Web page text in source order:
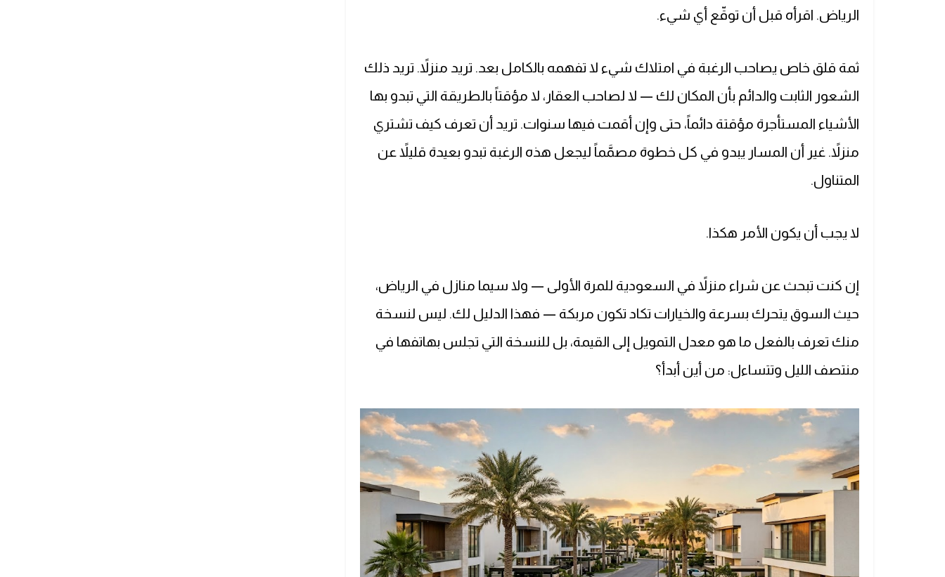
الرياض. اقرأه قبل أن توقّع أي شيء.
ثمة قلق خاص يصاحب الرغبة في امتلاك شيء لا تفهمه بالكامل بعد. تريد منزلاً. تريد ذلك
الشعور الثابت والدائم بأن المكان لك — لا لصاحب العقار، لا مؤقتاً بالطريقة التي تبدو بها
الأشياء المستأجرة مؤقتة دائماً، حتى وإن أقمت فيها سنوات. تريد أن تعرف كيف تشتري
منزلاً. غير أن المسار يبدو في كل خطوة مصمَّماً ليجعل هذه الرغبة تبدو بعيدة قليلاً عن
المتناول.
لا يجب أن يكون الأمر هكذا.
إن كنت تبحث عن شراء منزلاً في السعودية للمرة الأولى — ولا سيما منازل في الرياض،
حيث السوق يتحرك بسرعة والخيارات تكاد تكون مربكة — فهذا الدليل لك. ليس لنسخة
منك تعرف بالفعل ما هو معدل التمويل إلى القيمة، بل للنسخة التي تجلس بهاتفها في
منتصف الليل وتتساءل: من أين أبدأ؟